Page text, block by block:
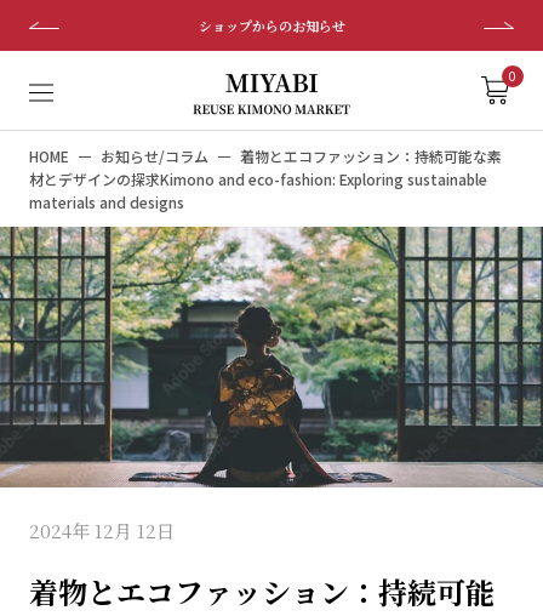
し
テ
ン
ツ
に
移
動
す
ショップからのお知らせ
0
HOME お知らせ/コラム
着物とエコファッション：持続可能な素
材とデザインの探求Kimono and eco-fashion: Exploring sustainable
materials and designs
2024年 12月 12日
着物とエコファッション：持続可能